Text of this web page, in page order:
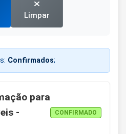
Limpar
Confirmados;
para
-
CONFIRMADO